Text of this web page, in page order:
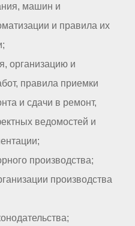
машин и
и правила их
организацию и
правила приемки
и сдачи в ремонт,
ведомостей и
производства;
производства